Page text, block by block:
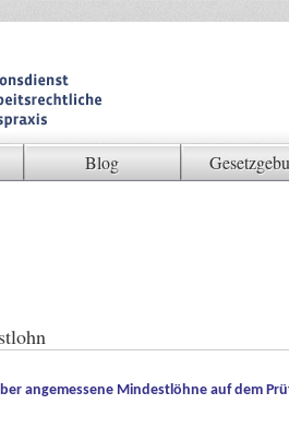
Blog
angemessene Mindestlöhne auf dem